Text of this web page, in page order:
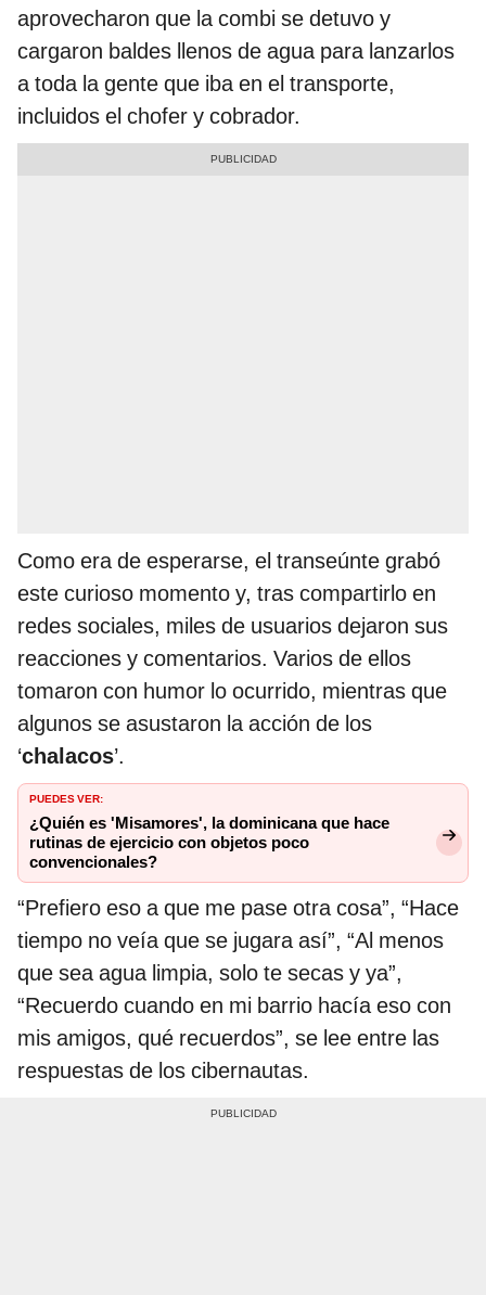
aprovecharon que la combi se detuvo y
cargaron baldes llenos de agua para lanzarlos
a toda la gente que iba en el transporte,
incluidos el chofer y cobrador.
Como era de esperarse, el transeúnte grabó
este curioso momento y, tras compartirlo en
redes sociales, miles de usuarios dejaron sus
reacciones y comentarios. Varios de ellos
tomaron con humor lo ocurrido, mientras que
algunos se asustaron la acción de los
‘chalacos’.
PUEDES VER:
¿Quién es 'Misamores', la dominicana que hace
rutinas de ejercicio con objetos poco
convencionales?
“Prefiero eso a que me pase otra cosa”, “Hace
tiempo no veía que se jugara así”, “Al menos
que sea agua limpia, solo te secas y ya”,
“Recuerdo cuando en mi barrio hacía eso con
mis amigos, qué recuerdos”, se lee entre las
respuestas de los cibernautas.